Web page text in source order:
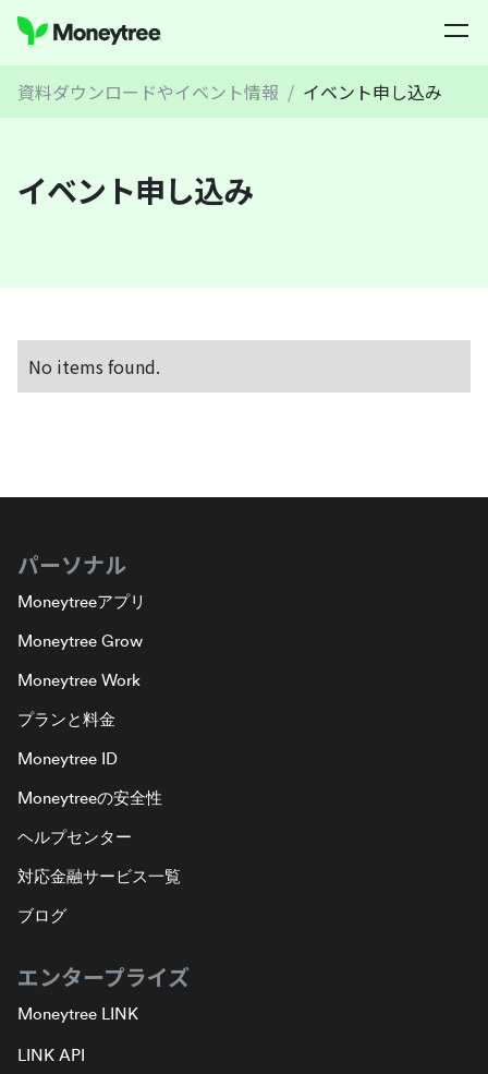
資料ダウンロードやイベント情報 / イベント申し込み
イベント申し込み
No items found.
パーソナル
Moneytreeアプリ
Moneytree Grow
Moneytree Work
プランと料金
Moneytree ID
Moneytreeの安全性
ヘルプセンター
対応金融サービス一覧
ブログ
エンタープライズ
Moneytree LINK
LINK API